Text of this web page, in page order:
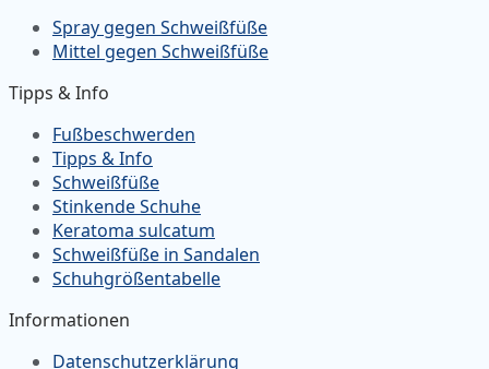
Spray gegen Schweißfüße
Mittel gegen Schweißfüße
Tipps & Info
Fußbeschwerden
Tipps & Info
Schweißfüße
Stinkende Schuhe
Keratoma sulcatum
Schweißfüße in Sandalen
Schuhgrößentabelle
Informationen
Datenschutzerklärung